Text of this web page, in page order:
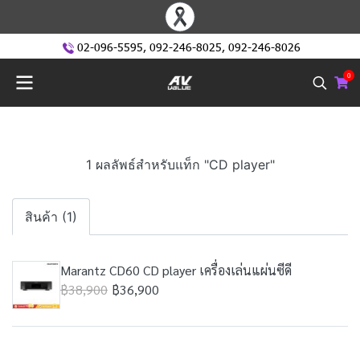
02-096-5595, 092-246-8025, 092-246-8026
0
1 ผลลัพธ์สำหรับแท็ก "CD player"
สินค้า (1)
Marantz CD60 CD player เครื่องเล่นแผ่นซีดี
฿38,900 ฿36,900